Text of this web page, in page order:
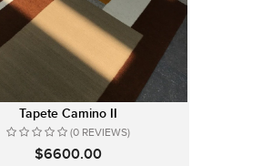
Tapete Camino II
(0 REVIEWS)
$6600.00